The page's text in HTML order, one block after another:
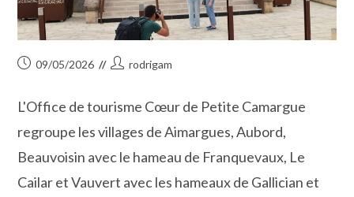
Publication
09/05/2026
Auteur/autrice
publication :
rodrigam
L'Office de tourisme Cœur de Petite Camargue
regroupe les villages de Aimargues, Aubord,
Beauvoisin avec le hameau de Franquevaux, Le
Cailar et Vauvert avec les hameaux de Gallician et